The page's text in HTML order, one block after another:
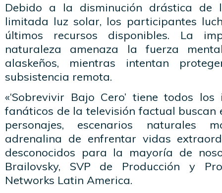
Debido a la disminución drástica
limitada luz solar, los participantes
últimos recursos disponibles. La
naturaleza amenaza la fuerza
alaskeños, mientras intentan
subsistencia remota.
«‘Sobrevivir Bajo Cero’ tiene todos
fanáticos de la televisión factual buscan
personajes, escenarios naturales
adrenalina de enfrentar vidas
desconocidos para la mayoría de
Brailovsky, SVP de Producción y
Networks Latin America.